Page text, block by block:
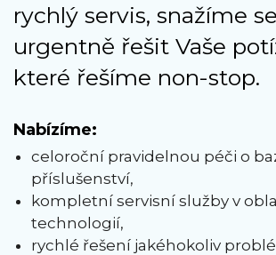
rychlý servis, snažíme se
urgentně řešit Vaše
které řešíme non-stop.
Nabízíme:
celoroční pravidelnou péči o
příslušenství,
kompletní servisní služby v
technologií,
rychlé řešení jakéhokoliv